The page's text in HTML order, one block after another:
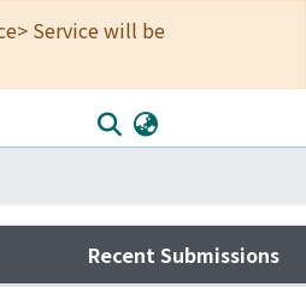
Service will be
Recent Submissions